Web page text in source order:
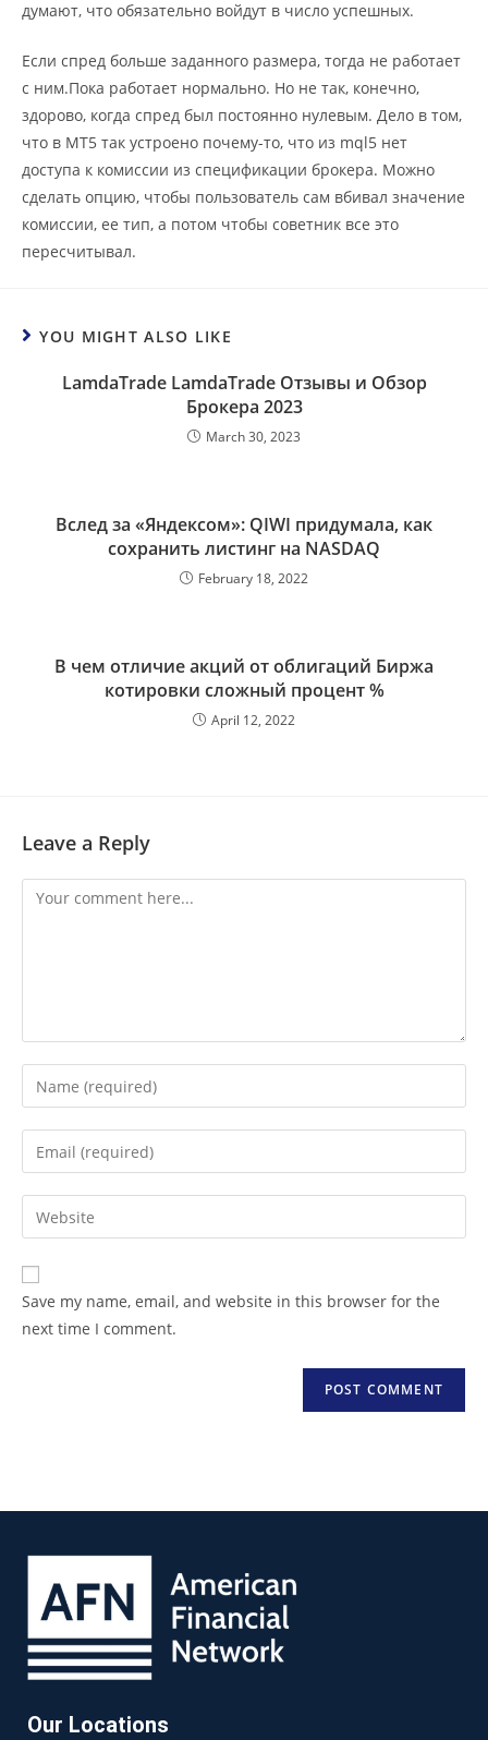
думают, что обязательно войдут в число успешных.
Если спред больше заданного размера, тогда не работает
с ним.Пока работает нормально. Но не так, конечно,
здорово, когда спред был постоянно нулевым. Дело в том,
что в МТ5 так устроено почему-то, что из mql5 нет
доступа к комиссии из спецификации брокера. Можно
сделать опцию, чтобы пользователь сам вбивал значение
комиссии, ее тип, а потом чтобы советник все это
пересчитывал.
YOU MIGHT ALSO LIKE
LamdaTrade LamdaTrade Отзывы и Обзор
Брокера 2023
March 30, 2023
Вслед за «Яндексом»: QIWI придумала, как
сохранить листинг на NASDAQ
February 18, 2022
В чем отличие акций от облигаций Биржа
котировки сложный процент %
April 12, 2022
Leave a Reply
Save my name, email, and website in this browser for the
next time I comment.
Our Locations